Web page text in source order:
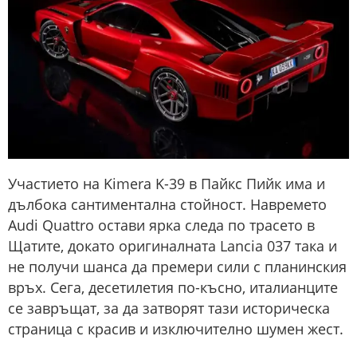
Участието на Kimera K-39 в Пайкс Пийк има и
дълбока сантиментална стойност. Навремето
Audi Quattro остави ярка следа по трасето в
Щатите, докато оригиналната Lancia 037 така и
не получи шанса да премери сили с планинския
връх. Сега, десетилетия по-късно, италианците
се завръщат, за да затворят тази историческа
страница с красив и изключително шумен жест.